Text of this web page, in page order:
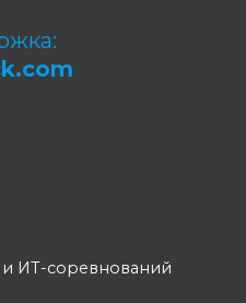
и ИТ-соревнований